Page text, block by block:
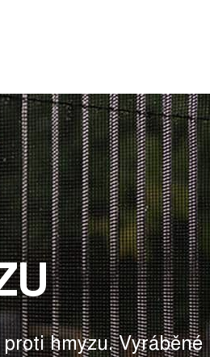
hmyzu. Vyráběné